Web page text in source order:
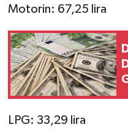
Motorin: 67,25 lira
LPG: 33,29 lira